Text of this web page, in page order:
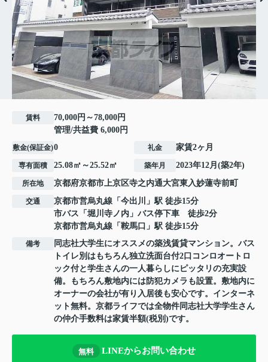
賃料
70,000円～78,000円
管理/共益費 6,000円
敷金(保証金)0 礼金 家賃2ヶ月
専有面積 25.08㎡～25.52㎡ 築年月 2023年12月(築2年)
所在地 京都府京都市上京区寺之内通大宮東入妙蓮寺前町
交通 京都市営烏丸線 「 今出川
」駅 徒歩15分
市バス「堀川寺ノ内」バス停下車 徒歩2分
京都市営烏丸線 「 鞍馬口 」駅 徒歩15分
備考
同志社大学生にオススメの築浅賃貸マンション。バス
トイレ別はもちろん独立洗面台付2口コンロオートロ
ック付と学生さんの一人暮らしにピッタリの充実設
備。もちろん敷地内には防犯カメラも設置。敷地内に
オーナーの会社が有り入居後も安心です。インターネ
ット無料。京都ライフでは全物件同志社大学学生さん
の仲介手数料は家賃半額(税別)です。
無料 LINEからお問い合わせ